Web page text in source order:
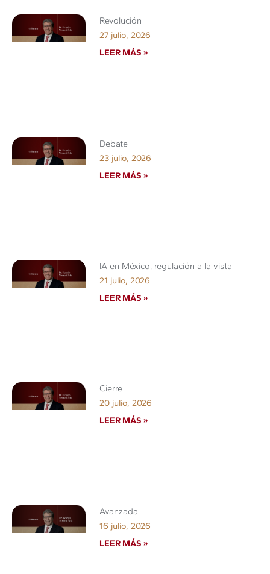
Revolución
27 julio, 2026
LEER MÁS »
Debate
23 julio, 2026
LEER MÁS »
IA en México, regulación a la vista
21 julio, 2026
LEER MÁS »
Cierre
20 julio, 2026
LEER MÁS »
Avanzada
16 julio, 2026
LEER MÁS »